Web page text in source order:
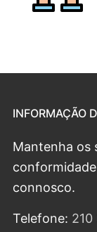
INFORMAÇÃO
Mantenha os
connosco.
Telefone: 210